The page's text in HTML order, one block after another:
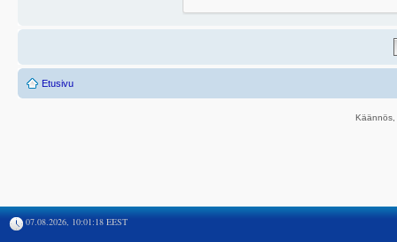
Etusivu
07.08.2026, 10:01:18 EEST